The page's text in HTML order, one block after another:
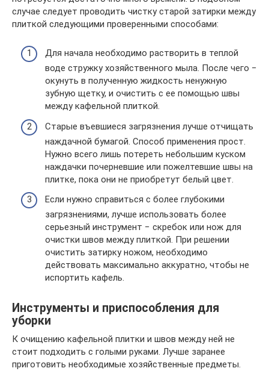
случае следует проводить чистку старой затирки между
плиткой следующими проверенными способами:
Для начала необходимо растворить в теплой
воде стружку хозяйственного мыла. После чего −
окунуть в полученную жидкость ненужную
зубную щетку, и очистить с ее помощью швы
между кафельной плиткой.
Старые въевшиеся загрязнения лучше отчищать
наждачной бумагой. Способ применения прост.
Нужно всего лишь потереть небольшим куском
наждачки почерневшие или пожелтевшие швы на
плитке, пока они не приобретут белый цвет.
Если нужно справиться с более глубокими
загрязнениями, лучше использовать более
серьезный инструмент − скребок или нож для
очистки швов между плиткой. При решении
очистить затирку ножом, необходимо
действовать максимально аккуратно, чтобы не
испортить кафель.
Инструменты и приспособления для
уборки
К очищению кафельной плитки и швов между ней не
стоит подходить с голыми руками. Лучше заранее
приготовить необходимые хозяйственные предметы.